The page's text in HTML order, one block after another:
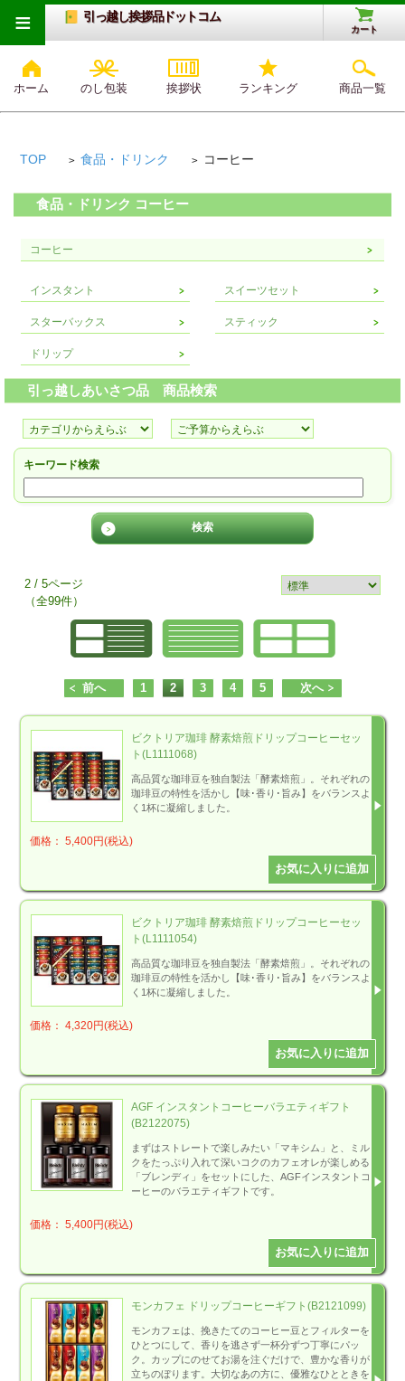
引っ越し挨拶品ドットコム
カート
ホーム のし包装 挨拶状 ランキング 商品一覧
≡
TOP > 食品・ドリンク > コーヒー
食品・ドリンク コーヒー
コーヒー
インスタント
スターバックス
ドリップ
スイーツセット
スティック
引っ越しあいさつ品 商品検索
キーワード検索
2 / 5ページ
（全99件）
前へ 1 2 3 4 5 次へ
ビクトリア珈琲 酵素焙煎ドリップコーヒーセッ
ト(L1111068)
高品質な珈琲豆を独自製法「酵素焙煎」。それぞれの
珈琲豆の特性を活かし【味･香り･旨み】をバランスよ
く1杯に凝縮しました。
価格： 5,400円(税込)
ビクトリア珈琲 酵素焙煎ドリップコーヒーセッ
ト(L1111054)
高品質な珈琲豆を独自製法「酵素焙煎」。それぞれの
珈琲豆の特性を活かし【味･香り･旨み】をバランスよ
く1杯に凝縮しました。
価格： 4,320円(税込)
AGF インスタントコーヒーバラエティギフト
(B2122075)
まずはストレートで楽しみたい「マキシム」と、ミル
クをたっぷり入れて深いコクのカフェオレが楽しめる
「ブレンディ」をセットにした、AGFインスタントコ
ーヒーのバラエティギフトです。
価格： 5,400円(税込)
モンカフェ ドリップコーヒーギフト(B2121099)
モンカフェは、挽きたてのコーヒー豆とフィルターを
ひとつにして、香りを逃さず一杯分ずつ丁寧にパッ
ク。カップにのせてお湯を注ぐだけで、豊かな香りが
立ちのぼります。大切なあの方に、優雅なひとときを